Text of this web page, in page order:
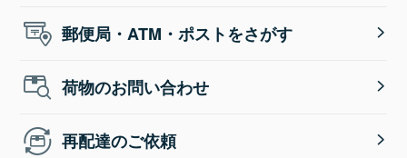
郵便局・ATM・ポストをさがす
荷物のお問い合わせ
再配達のご依頼